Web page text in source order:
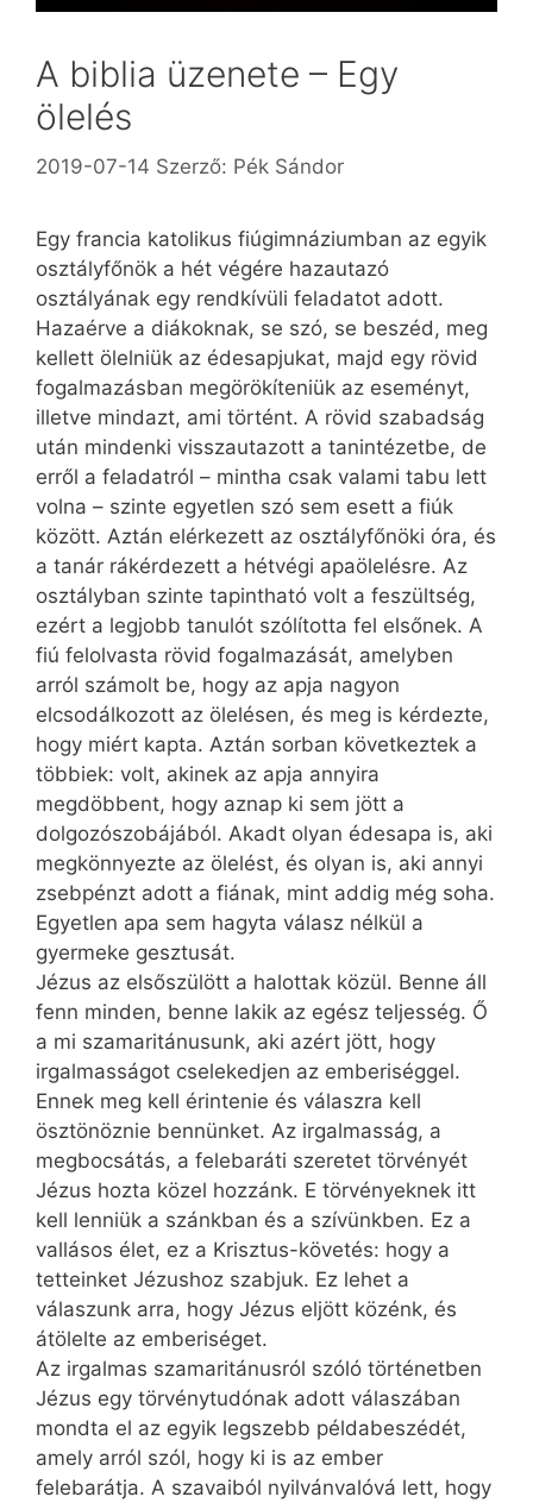
A biblia üzenete – Egy
ölelés
2019-07-14 Szerző: Pék Sándor
Egy francia katolikus fiúgimnáziumban az egyik
osztályfőnök a hét végére hazautazó
osztályának egy rendkívüli feladatot adott.
Hazaérve a diákoknak, se szó, se beszéd, meg
kellett ölelniük az édesapjukat, majd egy rövid
fogalmazásban megörökíteniük az eseményt,
illetve mind­azt, ami történt. A rövid szabadság
után mindenki visszautazott a tanintézetbe, de
erről a feladatról – mintha csak valami tabu lett
volna – szinte egyetlen szó sem esett a fiúk
között. Aztán elérkezett az osztályfőnöki óra, és
a tanár rákérdezett a hétvégi apaölelésre. Az
osztályban szinte tapintható volt a feszültség,
ezért a legjobb tanulót szólította fel elsőnek. A
fiú felolvasta rövid fogalmazását, amelyben
arról számolt be, hogy az apja nagyon
elcsodálkozott az ölelésen, és meg is kérdezte,
hogy miért kapta. Aztán sorban következtek a
többiek: volt, akinek az apja annyira
megdöbbent, hogy aznap ki sem jött a
dolgozószobájából. Akadt olyan édesapa is, aki
megkönnyezte az ölelést, és olyan is, aki annyi
zsebpénzt adott a fiának, mint addig még soha.
Egyetlen apa sem hagyta válasz nélkül a
gyermeke gesztusát.
Jézus az elsőszülött a halottak közül. Benne áll
fenn minden, benne lakik az egész teljesség. Ő
a mi szamaritánusunk, aki azért jött, hogy
irgalmasságot cselekedjen az emberiséggel.
Ennek meg kell érintenie és válaszra kell
ösztönöznie bennünket. Az irgalmasság, a
megbocsátás, a felebaráti szeretet törvényét
Jézus hozta közel hozzánk. E törvényeknek itt
kell lenniük a szánkban és a szívünkben. Ez a
vallásos élet, ez a Krisztus-követés: hogy a
tetteinket Jézushoz szabjuk. Ez lehet a
válaszunk arra, hogy Jézus eljött közénk, és
átölelte az emberiséget.
Az irgalmas szamaritánusról szóló történetben
Jézus egy törvénytudónak adott válaszában
mondta el az egyik legszebb példabeszédét,
amely arról szól, hogy ki is az ember
felebarátja. A szavaiból nyilvánvalóvá lett, hogy